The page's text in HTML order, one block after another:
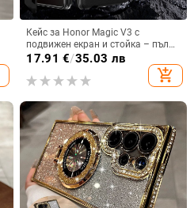
Кейс за Honor Magic V3 с
подвижен екран и стойка – пълна
защита, удароустойчив, против
имитационна кожа, прецизна
17.91 €/35.03 лв
add_shopping_cart